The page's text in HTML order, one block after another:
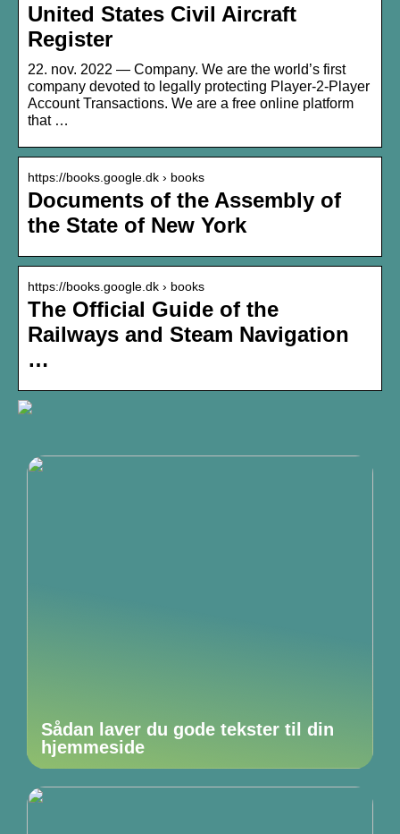
United States Civil Aircraft
Register
22. nov. 2022 — Company. We are the world’s first
company devoted to legally protecting Player-2-Player
Account Transactions. We are a free online platform
that …
https://books.google.dk › books
Documents of the Assembly of
the State of New York
https://books.google.dk › books
The Official Guide of the
Railways and Steam Navigation
…
Sådan laver du gode tekster til din
hjemmeside